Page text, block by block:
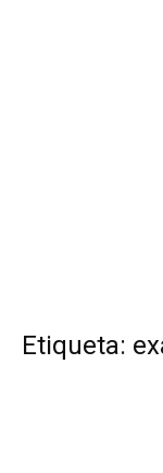
Etiqueta: